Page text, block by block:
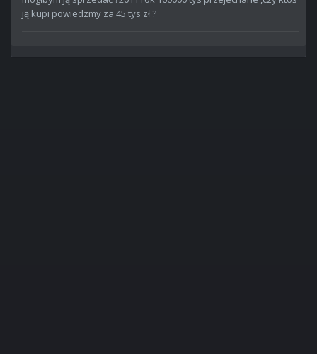
ją kupi powiedzmy za 45 tys zł ?